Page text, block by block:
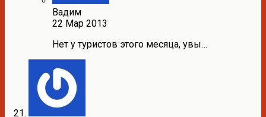
Вадим
22 Мар 2013
Нет у туристов этого месяца, увы…